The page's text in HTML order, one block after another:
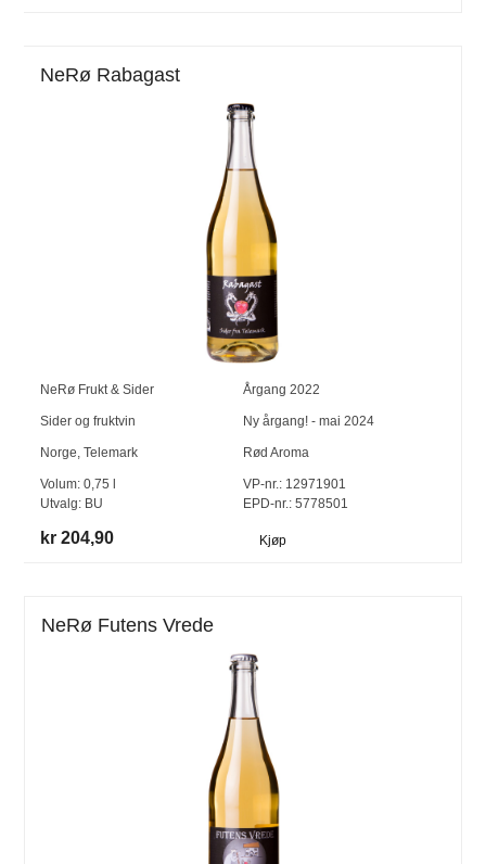
NeRø Rabagast
NeRø Frukt & Sider Årgang 2022
Sider og fruktvin Ny årgang! - mai 2024
Norge,Telemark Rød Aroma
Volum:0,75
Utvalg: BU
VP-nr.:12971901
EPD-nr.: 5778501
kr 204,90 Kjøp
NeRø Futens Vrede